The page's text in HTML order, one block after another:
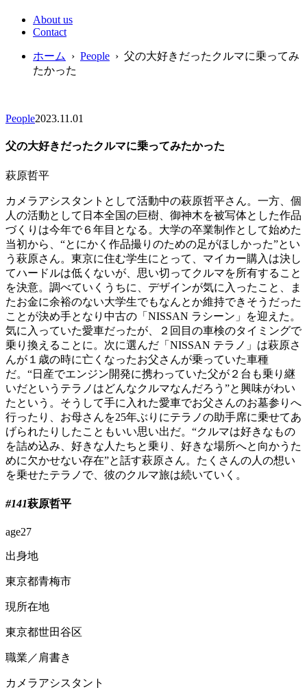
About us
Contact
ホーム › People › 父の大好きだったクルマに乗ってみ
たかった
People2023.11.01
父の大好きだったクルマに乗ってみたかった
萩原哲平
カメラアシスタントとして活動中の萩原哲平さん。一方、個
人の活動として日本全国の巨樹、御神木を被写体とした作品
づくりは今年で６年目となる。大学の卒業制作として始めた
当初から、“とにかく作品撮りのための足がほしかった”とい
う萩原さん。東京に住む学生にとって、マイカー購入は決し
てハードルは低くないが、思い切ってクルマを所有すること
を決意。調べていくうちに、デザインが気に入ったこと、ま
たお金に余裕のない大学生でもなんとか維持できそうだった
ことが決め手となり中古の「NISSAN ラシーン」を迎えた。
気に入っていた愛車だったが、２回目の車検のタイミングで
乗り換えることに。次に選んだ「NISSAN テラノ」は萩原さ
んが１歳の時に亡くなったお父さんが乗っていた車種
だ。“日産でエンジン開発に携わっていた父が２台も乗り継
いだというテラノはどんなクルマなんだろう”と興味がわい
たという。そうして手に入れた愛車でお父さんのお墓参りへ
行ったり、お母さんを25年ぶりにテラノの助手席に乗せてあ
げられたりしたこともいい思い出だ。“クルマは好きなもの
を詰め込み、好きな人たちと乗り、好きな場所へと向かうた
めに欠かせない存在”と話す萩原さん。たくさんの人の想い
を乗せたテラノで、彼のクルマ旅は続いていく。
#141萩原哲平
age27
出身地
東京都青梅市
現所在地
東京都世田谷区
職業／肩書き
カメラアシスタント